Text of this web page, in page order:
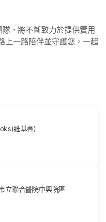
，將不斷致力於提供實用
上一路陪伴並守護您，一起
維基書)
立聯合醫院中興院區